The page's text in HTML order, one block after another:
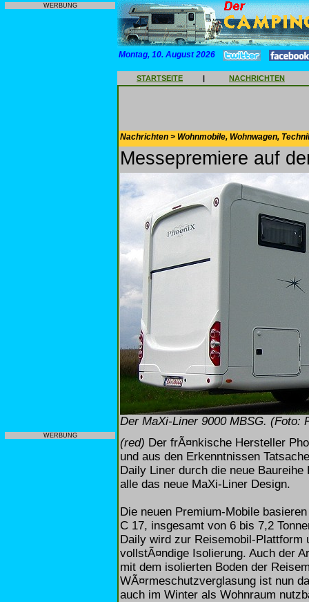
WERBUNG
WERBUNG
Montag, 10. August 2026
STARTSEITE | NACHRICHTEN
Nachrichten > Wohnmobile, Wohnwagen,
Messepremiere auf
Der MaXi-Liner 9000 MBSG. (Foto:
(red) Der frÃ¤nkische Hersteller
und aus den Erkenntnissen
Daily Liner durch die neue
alle das neue MaXi-Liner Design.
Die neuen Premium-Mobile
C 17, insgesamt von 6 bis 7,2
Daily wird zur Reisemobil-Plattform
vollstÃ¤ndige Isolierung. Auch der
mit dem isolierten Boden der
WÃ¤rmeschutzverglasung ist nun
auch im Winter als Wohnraum